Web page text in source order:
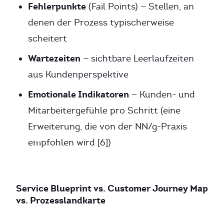
Fehlerpunkte (Fail Points) — Stellen, an
denen der Prozess typischerweise
scheitert
Wartezeiten — sichtbare Leerlaufzeiten
aus Kundenperspektive
Emotionale Indikatoren — Kunden- und
Mitarbeitergefühle pro Schritt (eine
Erweiterung, die von der NN/g-Praxis
empfohlen wird [6])
Service Blueprint vs. Customer Journey Map
vs. Prozesslandkarte